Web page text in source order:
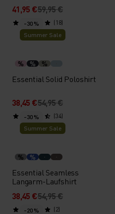
41,95 €59,95 €
(18)
-30 %
Summer Sale
% % %
Essential Solid Poloshirt
38,45 €54,95 €
(34)
-30 %
Summer Sale
% %
Essential Seamless
Langarm-Laufshirt
38,45 €54,95 €
(2)
-20 %